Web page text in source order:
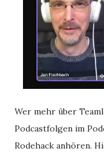
Wer mehr über
Podcastfolgen im
Rodehack anhören.